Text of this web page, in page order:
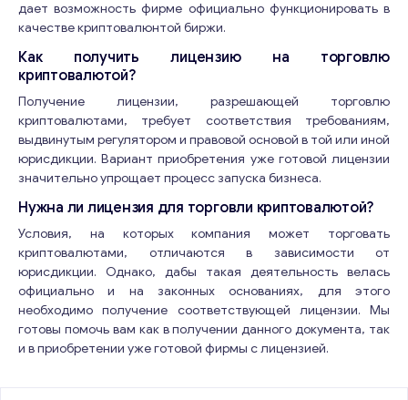
дает возможность фирме официально функционировать в
качестве криптовалюнтой биржи.
Как получить лицензию на торговлю
криптовалютой?
Получение лицензии, разрешающей торговлю
криптовалютами, требует соответствия требованиям,
выдвинутым регулятором и правовой основой в той или иной
юрисдикции. Вариант приобретения уже готовой лицензии
значительно упрощает процесс запуска бизнеса.
Нужна ли лицензия для торговли криптовалютой?
Условия, на которых компания может торговать
криптовалютами, отличаются в зависимости от
юрисдикции. Однако, дабы такая деятельность велась
официально и на законных основаниях, для этого
необходимо получение соответствующей лицензии. Мы
готовы помочь вам как в получении данного документа, так
и в приобретении уже готовой фирмы с лицензией.